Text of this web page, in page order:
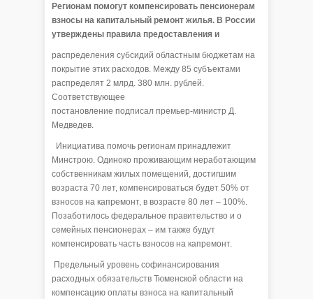
Регионам помогут компенсировать пенсионерам
взносы на капитальный ремонт жилья. В России
утверждены правила предоставления и
распределения субсидий областным бюджетам на
покрытие этих расходов. Между 85 субъектами
распределят 2 млрд. 380 млн. рублей.
Соответствующее
постановление подписал премьер-министр Д.
Медведев.
Инициатива помочь регионам принадлежит
Минстрою. Одиноко проживающим неработающим
собственникам жилых помещений, достигшим
возраста 70 лет, компенсироваться будет 50% от
взносов на капремонт, в возрасте 80 лет – 100%.
Позаботилось федеральное правительство и о
семейных пенсионерах – им также будут
компенсировать часть взносов на капремонт.
Предельный уровень софинансирования
расходных обязательств Тюменской области на
компенсацию оплаты взноса на капитальный